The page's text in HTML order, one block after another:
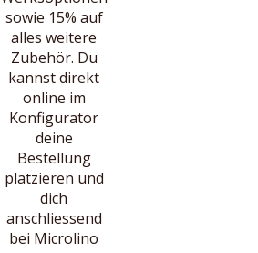
sowie 15% auf
alles weitere
Zubehör. Du
kannst direkt
online im
Konfigurator
deine
Bestellung
platzieren und
dich
anschliessend
bei Microlino